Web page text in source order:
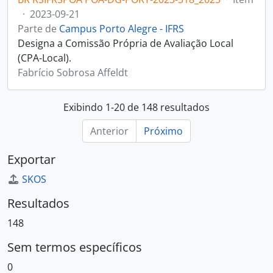
· 2023-09-21
Parte de Campus Porto Alegre - IFRS
Designa a Comissão Própria de Avaliação Local
(CPA-Local).
Fabrício Sobrosa Affeldt
Exibindo 1-20 de 148 resultados
Anterior
Próximo
Exportar
SKOS
Resultados
148
Sem termos específicos
0